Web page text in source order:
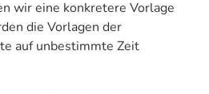
wir eine konkretere Vorlage
die Vorlagen der
auf unbestimmte Zeit